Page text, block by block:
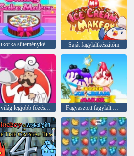
Cukorka süteménykészítő Saját fagylaltkészítőm
A világ legjobb főzési receptjei Fagyasztott fagylalt készítő